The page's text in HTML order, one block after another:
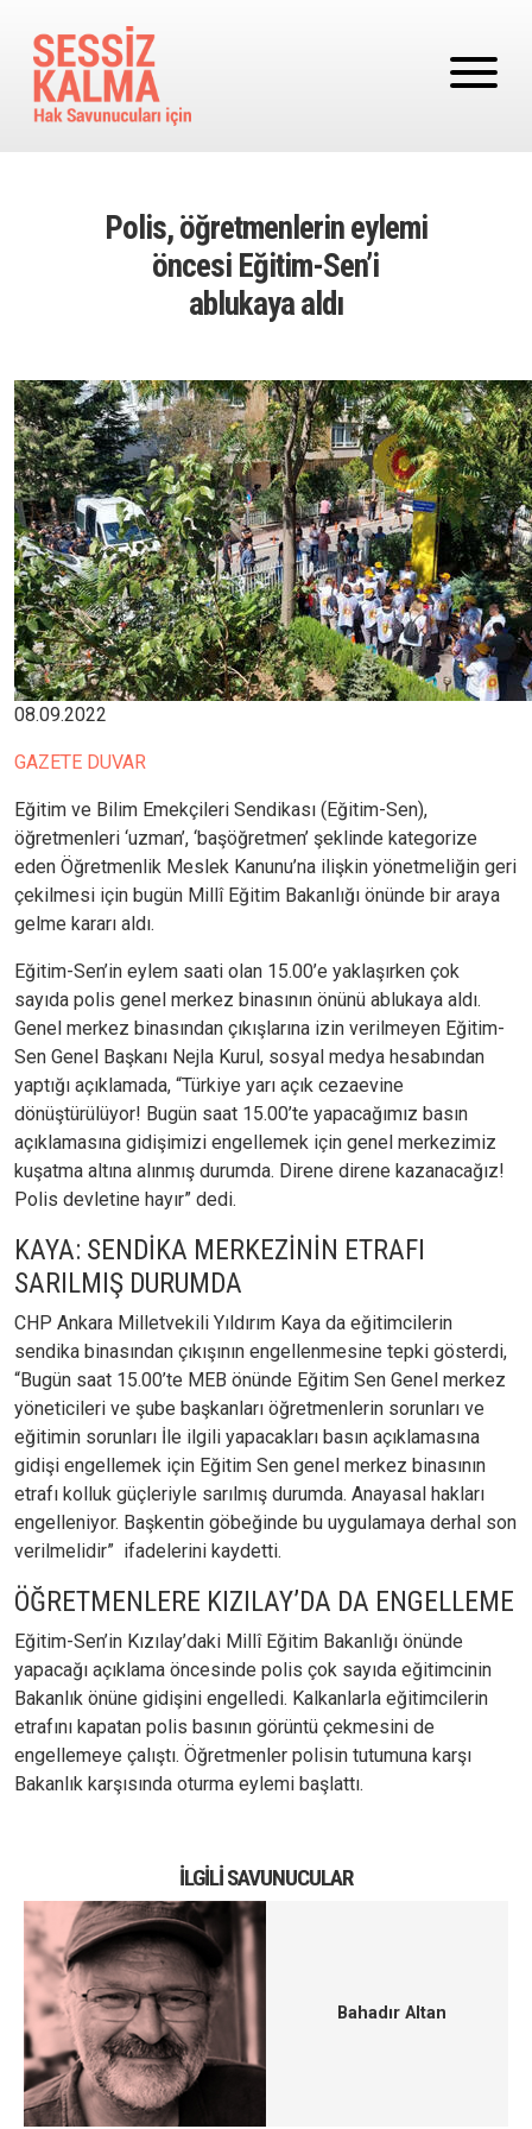
Polis, öğretmenlerin eylemi
öncesi Eğitim-Sen’i
ablukaya aldı
Image
08.09.2022
GAZETE DUVAR
Eğitim ve Bilim Emekçileri Sendikası (Eğitim-Sen),
öğretmenleri ‘uzman’, ‘başöğretmen’ şeklinde kategorize
eden Öğretmenlik Meslek Kanunu’na ilişkin yönetmeliğin geri
çekilmesi için bugün Millî Eğitim Bakanlığı önünde bir araya
gelme kararı aldı.
Eğitim-Sen’in eylem saati olan 15.00’e yaklaşırken çok
sayıda polis genel merkez binasının önünü ablukaya aldı.
Genel merkez binasından çıkışlarına izin verilmeyen Eğitim-
Sen Genel Başkanı Nejla Kurul, sosyal medya hesabından
yaptığı açıklamada, “Türkiye yarı açık cezaevine
dönüştürülüyor! Bugün saat 15.00’te yapacağımız basın
açıklamasına gidişimizi engellemek için genel merkezimiz
kuşatma altına alınmış durumda. Direne direne kazanacağız!
Polis devletine hayır” dedi.
KAYA: SENDİKA MERKEZİNİN ETRAFI
SARILMIŞ DURUMDA
CHP Ankara Milletvekili Yıldırım Kaya da eğitimcilerin
sendika binasından çıkışının engellenmesine tepki gösterdi,
“Bugün saat 15.00’te MEB önünde Eğitim Sen Genel merkez
yöneticileri ve şube başkanları öğretmenlerin sorunları ve
eğitimin sorunları İle ilgili yapacakları basın açıklamasına
gidişi engellemek için Eğitim Sen genel merkez binasının
etrafı kolluk güçleriyle sarılmış durumda. Anayasal hakları
engelleniyor. Başkentin göbeğinde bu uygulamaya derhal son
verilmelidir” ifadelerini kaydetti.
ÖĞRETMENLERE KIZILAY’DA DA ENGELLEME
Eğitim-Sen’in Kızılay’daki Millî Eğitim Bakanlığı önünde
yapacağı açıklama öncesinde polis çok sayıda eğitimcinin
Bakanlık önüne gidişini engelledi. Kalkanlarla eğitimcilerin
etrafını kapatan polis basının görüntü çekmesini de
engellemeye çalıştı. Öğretmenler polisin tutumuna karşı
Bakanlık karşısında oturma eylemi başlattı.
İLGILI SAVUNUCULAR
Bahadır Altan